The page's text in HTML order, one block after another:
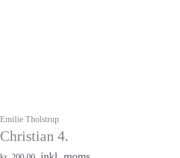
Emilie Tholstrup
Christian 4.